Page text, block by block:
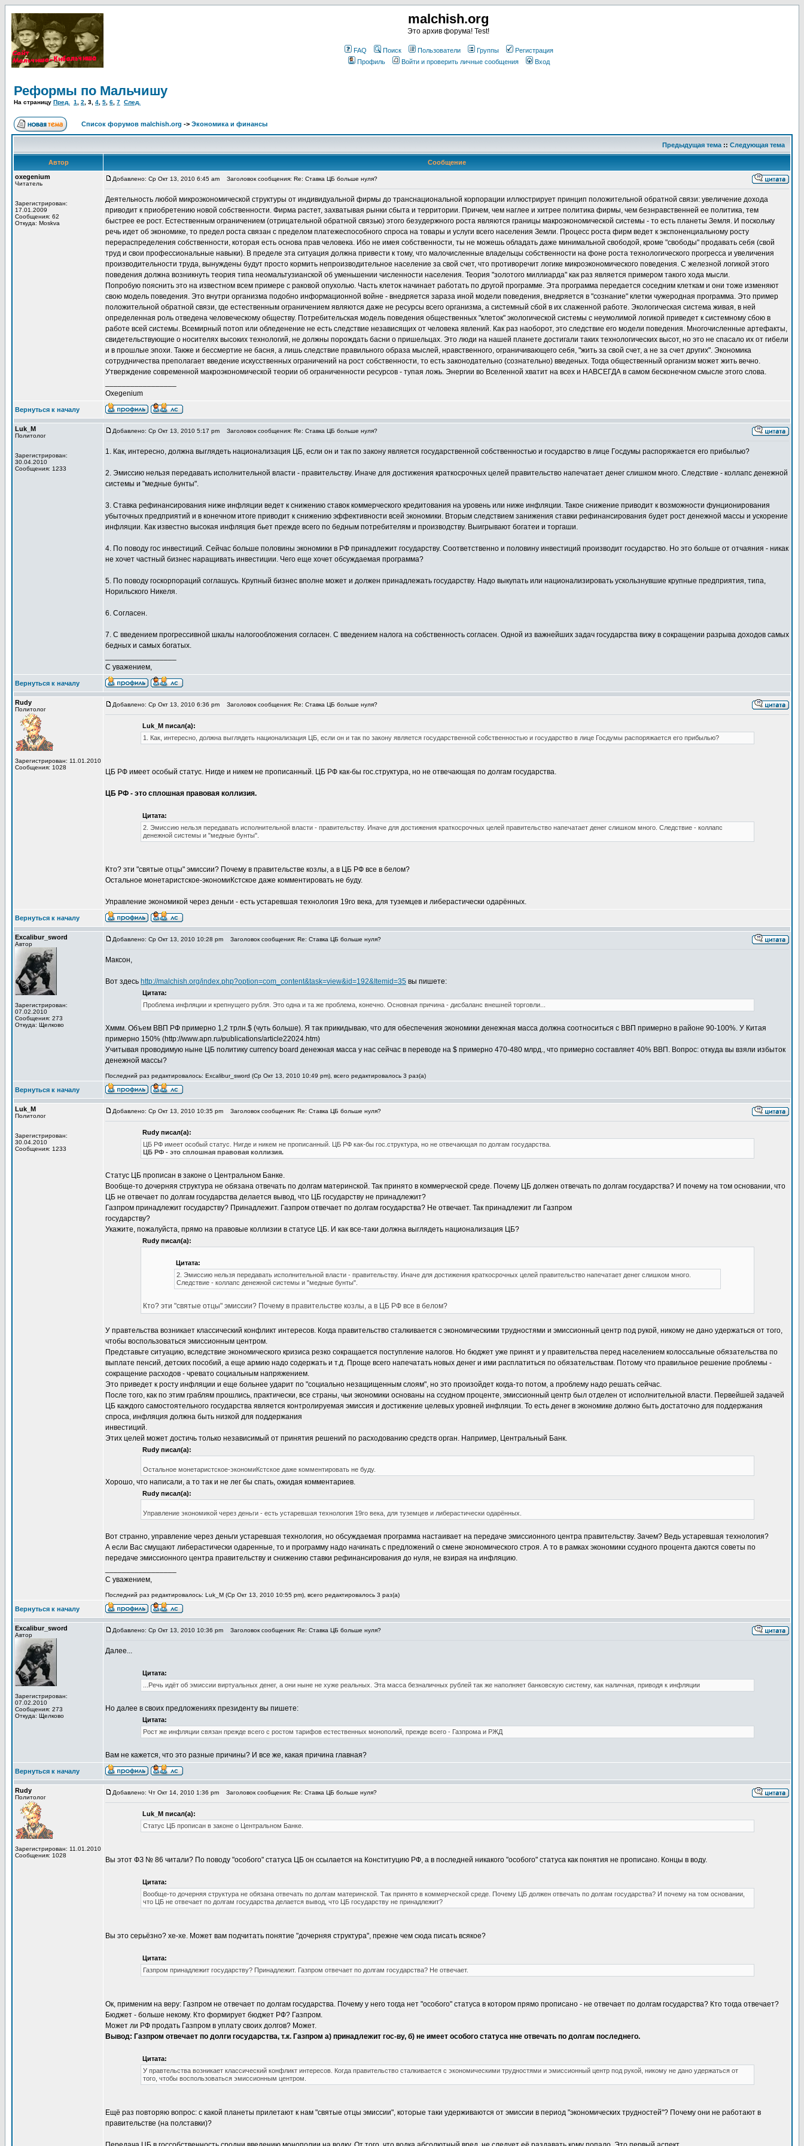
malchish.org
Это архив форума! Test!
FAQ Поиск Пользователи Группы
Регистрация
Профиль
Войти и проверить личные сообщения Вход
Реформы по Мальчишу
На страницу Пред. 1 2 3 4 5 6 7 След.
Список форумов malchish.org -> Экономика и финансы
Предыдущая тема :: Следующая тема
Автор
Сообщение
oxegenium
Читатель
Зарегистрирован:
17.01.2009
Сообщения: 62
Откуда: Moskva
Добавлено: Ср Окт 13, 2010 6:45 am Заголовок сообщения: Re: Ставка ЦБ больше нуля?
Деятельность любой микроэкономической структуры от индивидуальной фирмы до транснациональной корпорации иллюстрирует принцип положительной обратной связи: увеличение дохода
приводит к приобретению новой собственности. Фирма растет, захватывая рынки сбыта и территории. Причем, чем наглее и хитрее политика фирмы, чем безнравственней ее политика, тем
быстрее ее рост. Естественным ограничением (отрицательной обратной связью) этого безудержного роста являются границы макроэкономической системы - то есть планеты Земля. И поскольку
речь идет об экономике, то предел роста связан с пределом платежеспособного спроса на товары и услуги всего населения Земли. Процесс роста фирм ведет к экспоненциальному росту
перераспределения собственности, которая есть основа прав человека. Ибо не имея собственности, ты не можешь обладать даже минимальной свободой, кроме "свободы" продавать себя (свой
труд и свои профессиональные навыки). В пределе эта ситуация должна привести к тому, что малочисленные владельцы собственности на фоне роста технологического прогресса и увеличения
производительности труда, вынуждены будут просто кормить непроизводительное население за свой счет, что противоречит логике микроэкономического поведения. С железной логикой этого
поведения должна возникнуть теория типа неомальтузианской об уменьшении численности населения. Теория "золотого миллиарда" как раз является примером такого хода мысли.
Попробую пояснить это на известном всем примере с раковой опухолью. Часть клеток начинает работать по другой программе. Эта программа передается соседним клеткам и они тоже изменяют
свою модель поведения. Это внутри организма подобно информационной войне - внедряется зараза иной модели поведения, внедряется в "сознание" клетки чужеродная программа. Это пример
положительной обратной связи, где естественным ограничением являются даже не ресурсы всего организма, а системный сбой в их слаженной работе. Экологическая система живая, в ней
определенная роль отведена человеческому обществу. Потребительская модель поведения общественных "клеток" экологической системы с неумолимой логикой приведет к системному сбою в
работе всей системы. Всемирный потоп или обледенение не есть следствие независящих от человека явлений. Как раз наоборот, это следствие его модели поведения. Многочисленные артефакты,
свидетельствующие о носителях высоких технологий, не должны порождать басни о пришельцах. Это люди на нашей планете достигали таких технологических высот, но это не спасало их от гибели
и в прошлые эпохи. Также и бессмертие не басня, а лишь следствие правильного образа мыслей, нравственного, ограничивающего себя, "жить за свой счет, а не за счет других". Экономика
сотрудничества преполагает введение искусственных ограничений на рост собственности, то есть законодательно (сознательно) введеных. Тогда общественный организм может жить вечно.
Утверждение современной макроэкономической теории об ограниченности ресурсов - тупая ложь. Энергии во Вселенной хватит на всех и НАВСЕГДА в самом бесконечном смысле этого слова.
Oxegenium
Вернуться к началу
Luk_M
Политолог
Зарегистрирован:
30.04.2010
Сообщения: 1233
Добавлено: Ср Окт 13, 2010 5:17 pm Заголовок сообщения: Re: Ставка ЦБ больше нуля?
1. Как, интересно, должна выглядеть национализация ЦБ, если он и так по закону является государственной собственностью и государство в лице Госдумы распоряжается его прибылью?
2. Эмиссию нельзя передавать исполнительной власти - правительству. Иначе для достижения краткосрочных целей правительство напечатает денег слишком много. Следствие - коллапс денежной
системы и "медные бунты".
3. Ставка рефинансирования ниже инфляции ведет к снижению ставок коммерческого кредитования на уровень или ниже инфляции. Такое снижение приводит к возможности фунционирования
убыточных предприятий и в конечном итоге приводит к снижению эффективности всей экономики. Вторым следствием занижения ставки рефинансирования будет рост денежной массы и ускорение
инфляции. Как известно высокая инфляция бьет прежде всего по бедным потребителям и производству. Выигрывают богатеи и торгаши.
4. По поводу гос инвестиций. Сейчас больше половины экономики в РФ принадлежит государству. Соответственно и половину инвестиций производит государство. Но это больше от отчаяния - никак
не хочет частный бизнес наращивать инвестиции. Чего еще хочет обсуждаемая программа?
5. По поводу госкорпораций соглашусь. Крупный бизнес вполне может и должен принадлежать государству. Надо выкупать или национализировать ускользнувшие крупные предприятия, типа,
Норильского Никеля.
6. Согласен.
7. С введением прогрессивной шкалы налогообложения согласен. С введением налога на собственность согласен. Одной из важнейших задач государства вижу в сокращении разрыва доходов самых
бедных и самых богатых.
С уважением,
Вернуться к началу
Rudy
Политолог
Зарегистрирован: 11.01.2010
Сообщения: 1028
Добавлено: Ср Окт 13, 2010 6:36 pm Заголовок сообщения: Re: Ставка ЦБ больше нуля?
Luk_M писал(а):
1. Как, интересно, должна выглядеть национализация ЦБ, если он и так по закону является государственной собственностью и государство в лице Госдумы распоряжается его прибылью?
ЦБ РФ имеет особый статус. Нигде и никем не прописанный. ЦБ РФ как-бы гос.структура, но не отвечающая по долгам государства.
ЦБ РФ - это сплошная правовая коллизия.
Цитата:
2. Эмиссию нельзя передавать исполнительной власти - правительству. Иначе для достижения краткосрочных целей правительство напечатает денег слишком много. Следствие - коллапс
денежной системы и "медные бунты".
Кто? эти "святые отцы" эмиссии? Почему в правительстве козлы, а в ЦБ РФ все в белом?
Остальное монетаристское-экономиКстское даже комментировать не буду.
Управление экономикой через деньги - есть устаревшая технология 19го века, для туземцев и либерастически одарённых.
Вернуться к началу
Excalibur_sword
Автор
Зарегистрирован:
07.02.2010
Сообщения: 273
Откуда: Щелково
Добавлено: Ср Окт 13, 2010 10:28 pm Заголовок сообщения: Re: Ставка ЦБ больше нуля?
Максон,
Вот здесь http://malchish.org/index.php?option=com_content&task=view&id=192&Itemid=35 вы пишете:
Цитата:
Проблема инфляции и крепнущего рубля. Это одна и та же проблема, конечно. Основная причина - дисбаланс внешней торговли...
Хммм. Объем ВВП РФ примерно 1,2 трлн.$ (чуть больше). Я так прикидываю, что для обеспечения экономики денежная масса должна соотноситься с ВВП примерно в районе 90-100%. У Китая
примерно 150% (http://www.apn.ru/publications/article22024.htm)
Учитывая проводимую ныне ЦБ политику currency board денежная масса у нас сейчас в переводе на $ примерно 470-480 млрд., что примерно составляет 40% ВВП. Вопрос: откуда вы взяли избыток
денежной массы?
Последний раз редактировалось: Excalibur_sword (Ср Окт 13, 2010 10:49 pm), всего редактировалось 3 раз(а)
Вернуться к началу
Luk_M
Политолог
Зарегистрирован:
30.04.2010
Сообщения: 1233
Добавлено: Ср Окт 13, 2010 10:35 pm Заголовок сообщения: Re: Ставка ЦБ больше нуля?
Rudy писал(а):
ЦБ РФ имеет особый статус. Нигде и никем не прописанный. ЦБ РФ как-бы гос.структура, но не отвечающая по долгам государства.
ЦБ РФ - это сплошная правовая коллизия.
Статус ЦБ прописан в законе о Центральном Банке.
Вообще-то дочерняя структура не обязана отвечать по долгам материнской. Так принято в коммерческой среде. Почему ЦБ должен отвечать по долгам государства? И почему на том основании, что
ЦБ не отвечает по долгам государства делается вывод, что ЦБ государству не принадлежит?
Газпром принадлежит государству? Принадлежит. Газпром отвечает по долгам государства? Не отвечает. Так принадлежит ли Газпром
государству?
Укажите, пожалуйста, прямо на правовые коллизии в статусе ЦБ. И как все-таки должна выглядеть национализация ЦБ?
Rudy писал(а):
Цитата:
2. Эмиссию нельзя передавать исполнительной власти - правительству. Иначе для достижения краткосрочных целей правительство напечатает денег слишком много.
Следствие - коллапс денежной системы и "медные бунты".
Кто? эти "святые отцы" эмиссии? Почему в правительстве козлы, а в ЦБ РФ все в белом?
У правтельства возникает классический конфликт интересов. Когда правительство сталкивается с экономическими трудностями и эмиссионный центр под рукой, никому не дано удержаться от того,
чтобы воспользоваться эмиссионным центром.
Представьте ситуацию, вследствие экономического кризиса резко сокращается поступление налогов. Но бюджет уже принят и у правительства перед населением колоссальные обязательства по
выплате пенсий, детских пособий, а еще армию надо содержать и т.д. Проще всего напечатать новых денег и ими расплатиться по обязательствам. Потому что правильное решение проблемы -
сокращение расходов - чревато социальным напряжением.
Это приведет к росту инфляции и еще больнее ударит по "социально незащищенным слоям", но это произойдет когда-то потом, а проблему надо решать сейчас.
После того, как по этим граблям прошлись, практически, все страны, чьи экономики основаны на ссудном проценте, эмиссионный центр был отделен от исполнительной власти. Первейшей задачей
ЦБ каждого самостоятельного государства является контролируемая эмиссия и достижение целевых уровней инфляции. То есть денег в экономике должно быть достаточно для поддержания
спроса, инфляция должна быть низкой для поддержания
инвестиций.
Этих целей может достичь только независимый от принятия решений по расходованию средств орган. Например, Центральный Банк.
Rudy писал(а):
Остальное монетаристское-экономиКстское даже комментировать не буду.
Хорошо, что написали, а то так и не лег бы спать, ожидая комментариев.
Rudy писал(а):
Управление экономикой через деньги - есть устаревшая технология 19го века, для туземцев и либерастически одарённых.
Вот странно, управление через деньги устаревшая технология, но обсуждаемая программа настаивает на передаче эмиссионного центра правительству. Зачем? Ведь устаревшая технология?
А если Вас смущают либерастически одаренные, то и программу надо начинать с предложений о смене экономического строя. А то в рамках экономики ссудного процента даются советы по
передаче эмиссионного центра правительству и снижению ставки рефинансирования до нуля, не взирая на инфляцию.
С уважением,
Последний раз редактировалось: Luk_M (Ср Окт 13, 2010 10:55 pm), всего редактировалось 3 раз(а)
Вернуться к началу
Excalibur_sword
Автор
Зарегистрирован:
07.02.2010
Сообщения: 273
Откуда: Щелково
Добавлено: Ср Окт 13, 2010 10:36 pm Заголовок сообщения: Re: Ставка ЦБ больше нуля?
Далее...
Цитата:
...Речь идёт об эмиссии виртуальных денег, а они ныне не хуже реальных. Эта масса безналичных рублей так же наполняет банковскую систему, как наличная, приводя к инфляции
Но далее в своих предложениях президенту вы пишете:
Цитата:
Рост же инфляции связан прежде всего с ростом тарифов естественных монополий, прежде всего - Газпрома и РЖД
Вам не кажется, что это разные причины? И все же, какая причина главная?
Вернуться к началу
Rudy
Политолог
Зарегистрирован: 11.01.2010
Сообщения: 1028
Добавлено: Чт Окт 14, 2010 1:36 pm Заголовок сообщения: Re: Ставка ЦБ больше нуля?
Luk_M писал(а):
Статус ЦБ прописан в законе о Центральном Банке.
Вы этот ФЗ № 86 читали? По поводу "особого" статуса ЦБ он ссылается на Конституцию РФ, а в последней никакого "особого" статуса как понятия не прописано. Концы в воду.
Цитата:
Вообще-то дочерняя структура не обязана отвечать по долгам материнской. Так принято в коммерческой среде. Почему ЦБ должен отвечать по долгам государства? И почему на том основании,
что ЦБ не отвечает по долгам государства делается вывод, что ЦБ государству не принадлежит?
Вы это серьёзно? хе-хе. Может вам подчитать понятие "дочерняя структура", прежне чем сюда писать всякое?
Цитата:
Газпром принадлежит государству? Принадлежит. Газпром отвечает по долгам государства? Не отвечает.
Ок, применим на веру: Газпром не отвечает по долгам государства. Почему у него тогда нет "особого" статуса в котором прямо прописано - не отвечает по долгам государства? Кто тогда отвечает?
Бюджет - больше некому. Кто формирует бюджет РФ? Газпром.
Может ли РФ продать Газпром в уплату своих долгов? Может.
Вывод: Газпром отвечает по долги государства, т.к. Газпром а) принадлежит гос-ву, б) не имеет особого статуса нне отвечать по долгам последнего.
Цитата:
У правтельства возникает классический конфликт интересов. Когда правительство сталкивается с экономическими трудностями и эмиссионный центр под рукой, никому не дано удержаться от
того, чтобы воспользоваться эмиссионным центром.
Ещё раз повторяю вопрос: с какой планеты прилетают к нам "святые отцы эмиссии", которые таки удерживаются от эмиссии в период "экономических трудностей"? Почему они не работают в
правительстве (на полставки)?